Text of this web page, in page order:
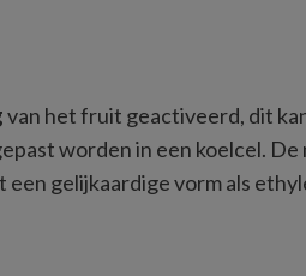
van het fruit geactiveerd, dit
worden in een koelcel.
een gelijkaardige vorm als